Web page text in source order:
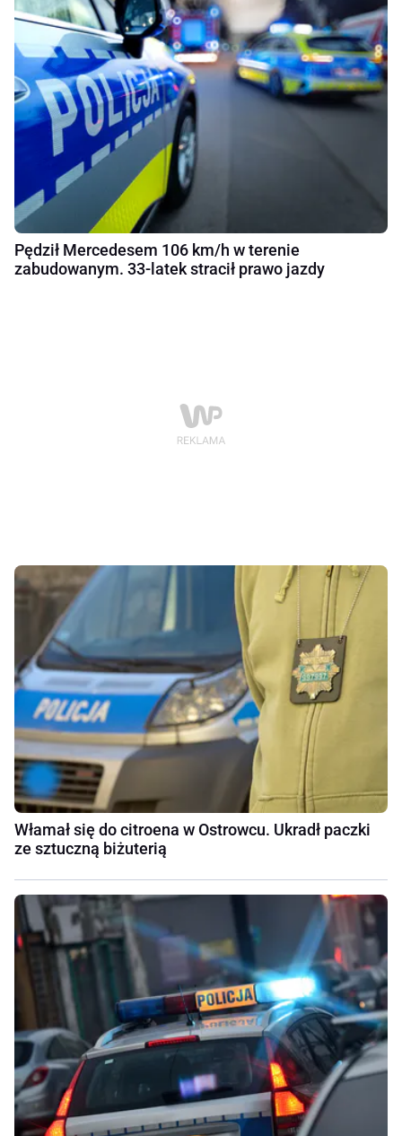
Pędził Mercedesem 106 km/h w terenie
zabudowanym. 33-latek stracił prawo jazdy
Włamał się do citroena w Ostrowcu. Ukradł paczki
ze sztuczną biżuterią